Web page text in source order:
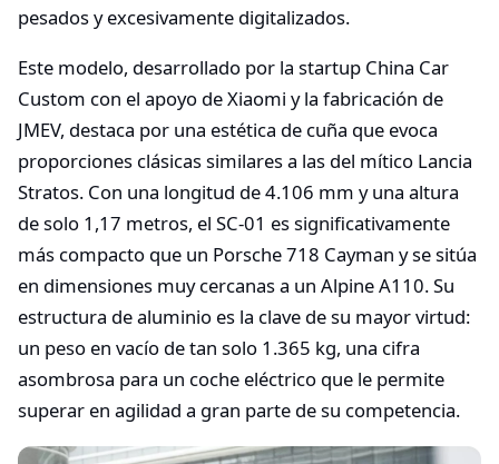
pesados y excesivamente digitalizados.
Este modelo, desarrollado por la startup China Car
Custom con el apoyo de Xiaomi y la fabricación de
JMEV, destaca por una estética de cuña que evoca
proporciones clásicas similares a las del mítico Lancia
Stratos. Con una longitud de 4.106 mm y una altura
de solo 1,17 metros, el SC-01 es significativamente
más compacto que un Porsche 718 Cayman y se sitúa
en dimensiones muy cercanas a un Alpine A110. Su
estructura de aluminio es la clave de su mayor virtud:
un peso en vacío de tan solo 1.365 kg, una cifra
asombrosa para un coche eléctrico que le permite
superar en agilidad a gran parte de su competencia.